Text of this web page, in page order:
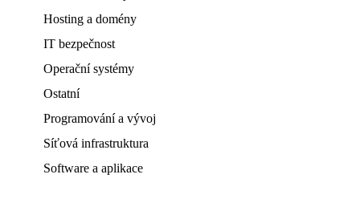
Hosting a domény
IT bezpečnost
Operační systémy
Ostatní
Programování a vývoj
Síťová infrastruktura
Software a aplikace